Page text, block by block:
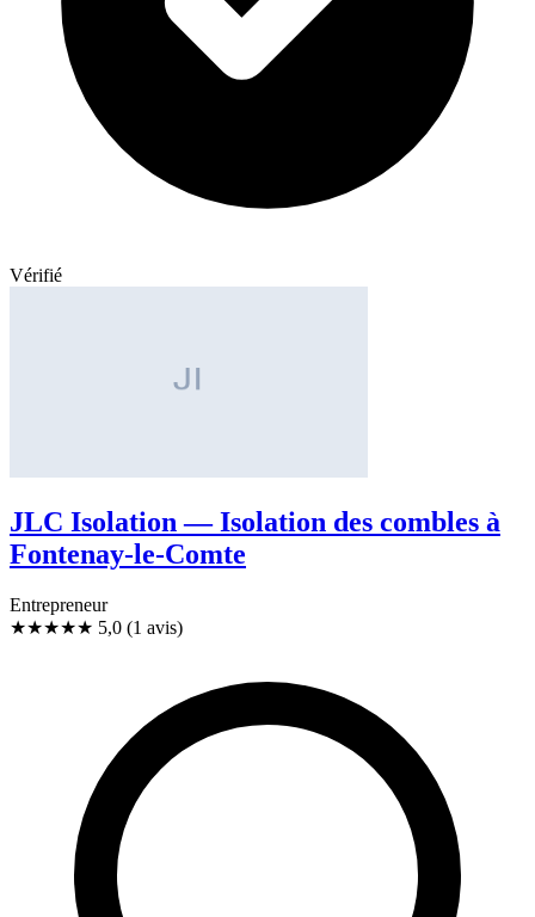
Vérifié
JLC Isolation — Isolation des combles à
Fontenay-le-Comte
Entrepreneur
★★★★★ 5,0 (1 avis)